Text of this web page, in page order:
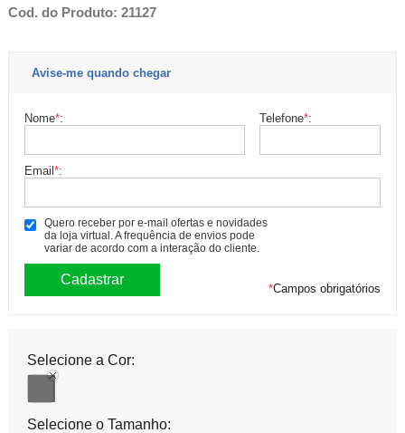
Cod. do Produto: 21127
Avise-me quando chegar
Nome*: Telefone*:
Email*:
Quero receber por e-mail ofertas e novidades
da loja virtual. A frequência de envios pode
variar de acordo com a interação do cliente.
*Campos obrigatórios
Selecione a Cor:
Selecione o Tamanho: